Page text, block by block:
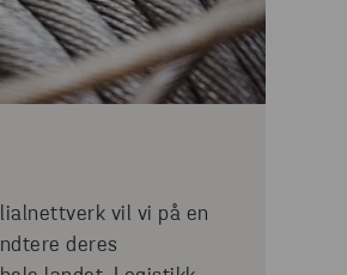
vil vi på en
deres